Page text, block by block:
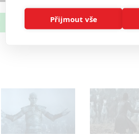
Přijmout vše